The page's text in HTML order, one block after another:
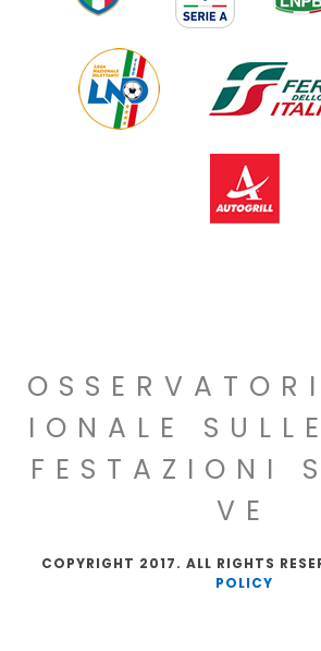
IONALE
FESTAZIONI
VE
COPYRIGHT 2017. ALL RIGHTS
POLICY